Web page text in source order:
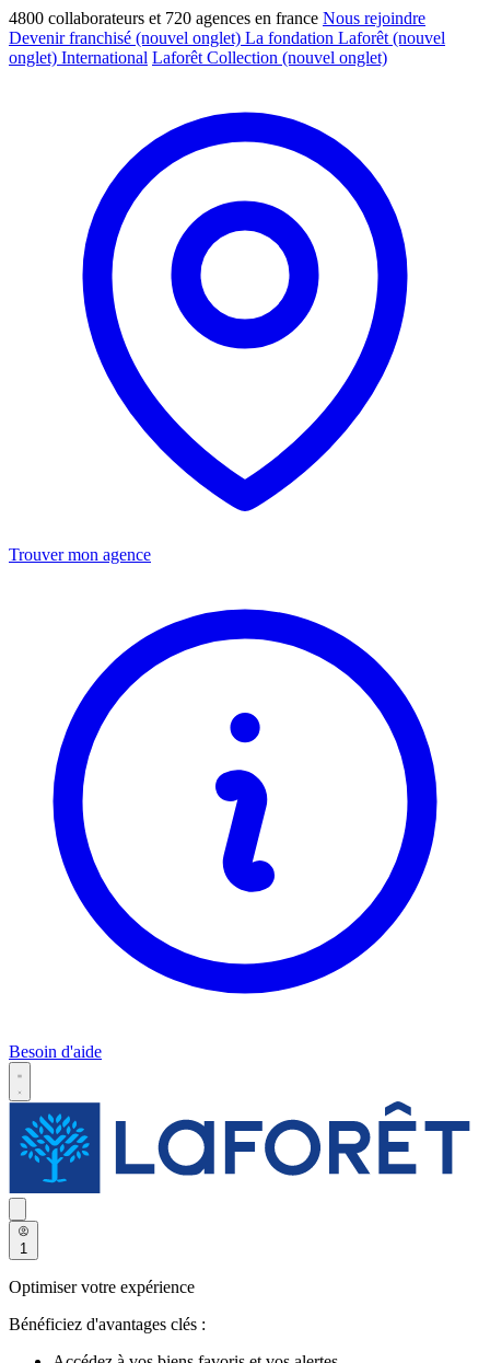
4800 collaborateurs et 720 agences en france Nous rejoindre
Devenir franchisé (nouvel onglet) La fondation Laforêt (nouvel
onglet) International Laforêt Collection (nouvel onglet)
Trouver mon agence
Besoin d'aide
1
Optimiser votre expérience
Bénéficiez d'avantages clés :